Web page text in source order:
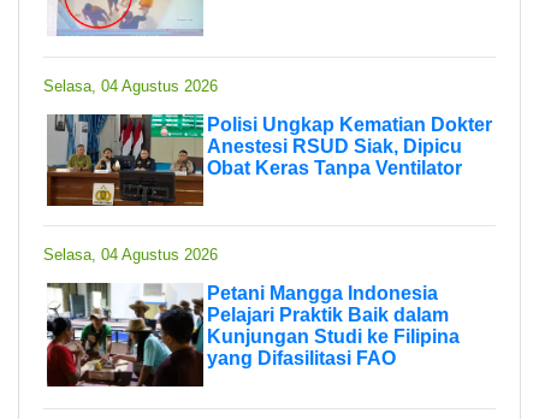
Selasa, 04 Agustus 2026
Polisi Ungkap Kematian Dokter
Anestesi RSUD Siak, Dipicu
Obat Keras Tanpa Ventilator
Selasa, 04 Agustus 2026
Petani Mangga Indonesia
Pelajari Praktik Baik dalam
Kunjungan Studi ke Filipina
yang Difasilitasi FAO